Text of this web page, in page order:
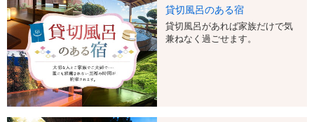
貸切風呂のある宿
貸切風呂があれば家族だけで気
兼ねなく過ごせます。